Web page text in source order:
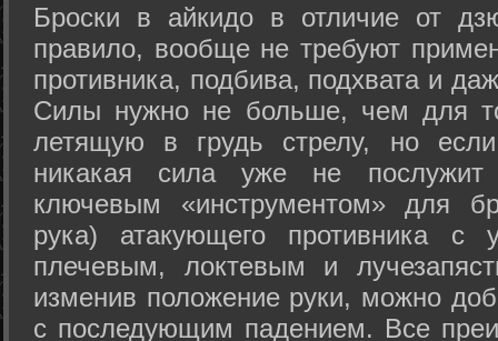
Броски в айкидо в отличие от
правило, вообще не требуют
противника, подбива, подхвата и
Силы нужно не больше, чем для
летящую в грудь стрелу, но
никакая сила уже не
ключевым «инструментом» для
рука) атакующего противника с
плечевым, локтевым и
изменив положение руки, можно
с последующим падением. Все